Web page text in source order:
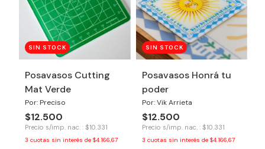
SIN STOCK
Posavasos Cutting
Mat Verde
Por: Preciso
$12.500
Precio s/imp. nac. : $10.331
3 cuotas sin interés de $4.166,67
SIN STOCK
Posavasos Honrá tu
poder
Por: Vik Arrieta
$12.500
Precio s/imp. nac. : $10.331
3 cuotas sin interés de $4.166,67